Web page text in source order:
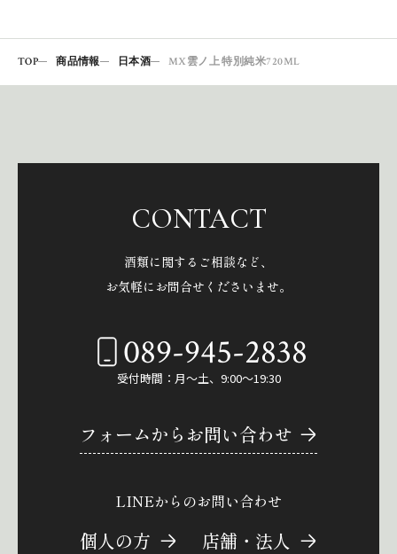
TOP 商品情報 日本酒 MX雲ノ上 特別純米720ML
CONTACT
酒類に関するご相談など、
お気軽にお問合せくださいませ。
089-945-2838
受付時間：月～土、9:00～19:30
フォームからお問い合わせ
LINEからのお問い合わせ
個人の方 店舗・法人